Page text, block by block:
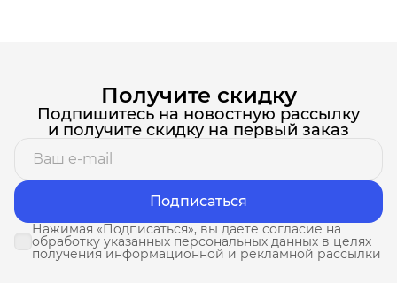
Получите скидку
Подпишитесь на новостную рассылку
и получите скидку на первый заказ
Подписаться
Нажимая «Подписаться», вы даете согласие на
обработку указанных персональных данных в целях
получения информационной и рекламной рассылки